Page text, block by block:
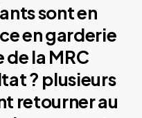
sont en
en garderie
la MRC
? plusieurs
retourner au